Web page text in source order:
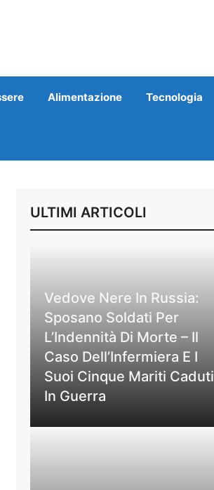
Alimentazione Tecnologia
ULTIMI ARTICOLI
Vedove Nere In Russia:
Sposano Soldati Per
L’Indennità Di Morte – Il
Caso Dell’Infermiera E I
Suoi Cinque Mariti Caduti
In Guerra